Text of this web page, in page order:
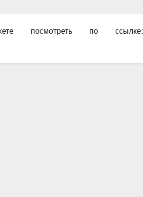
посмотреть по ссылке: